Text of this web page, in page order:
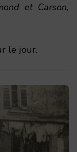
et Carson,
le jour.